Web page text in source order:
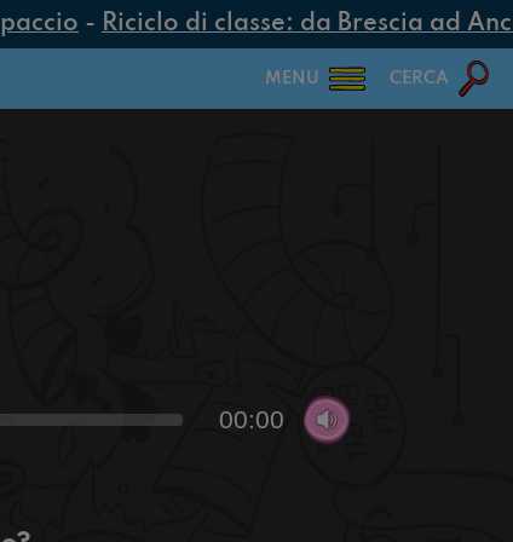
- Riciclo di classe: da Brescia ad
MENU CERCA
00:00